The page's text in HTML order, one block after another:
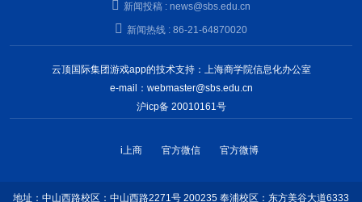
新闻投稿 : news@sbs.edu.cn
新闻热线 : 86-21-64870020
云顶国际集团游戏app的技术支持：上海商学院信息化办公室
e-mail： webmaster@sbs.edu.cn
沪icp备 20010161号
i上商 官方微信 官方微博
地址：中山西路校区：中山西路2271号 200235 奉浦校区：东方美谷大道6333